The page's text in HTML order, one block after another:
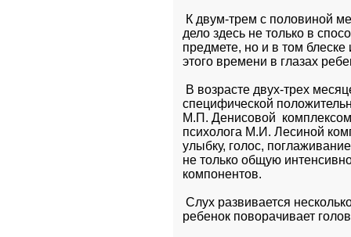
К двум-трем с половиной
дело здесь не только в
предмете, но и в том
этого времени в глазах
В возрасте двух-трех
специфической
М.П. Денисовой
психолога М.И. Лесиной
улыбку, голос,
не только общую
компонентов.
Слух развивается
ребенок поворачивает